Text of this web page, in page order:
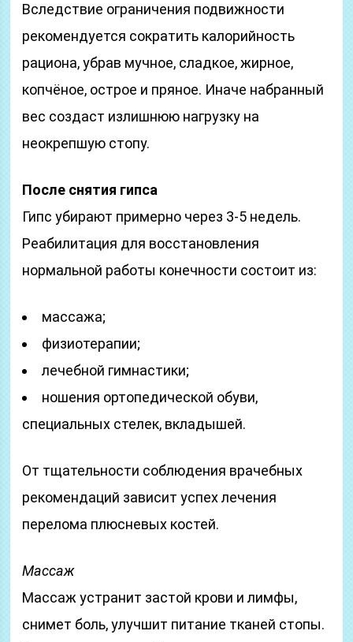
Вследствие ограничения подвижности
рекомендуется сократить калорийность
рациона, убрав мучное, сладкое, жирное,
копчёное, острое и пряное. Иначе набранный
вес создаст излишнюю нагрузку на
неокрепшую стопу.
После снятия гипса
Гипс убирают примерно через 3-5 недель.
Реабилитация для восстановления
нормальной работы конечности состоит из:
массажа;
физиотерапии;
лечебной гимнастики;
ношения ортопедической обуви,
специальных стелек, вкладышей.
От тщательности соблюдения врачебных
рекомендаций зависит успех лечения
перелома плюсневых костей.
Массаж
Массаж устранит застой крови и лимфы,
снимет боль, улучшит питание тканей стопы.